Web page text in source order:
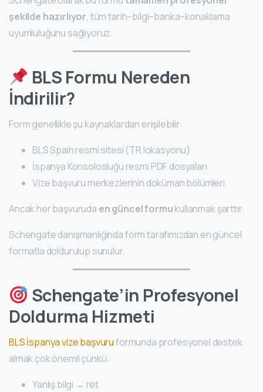
şekilde hazırlıyor, tüm tarih–bilgi–banka–konaklama
uyumluluğunu sağlıyoruz.
BLS Formu Nereden
İndirilir?
Form genellikle şu kaynaklardan erişilebilir:
BLS Spain resmi sitesi (TR lokasyonu)
İspanya Konsolosluğu resmi PDF dosyaları
Vize başvuru merkezlerinin doküman bölümleri
Ancak her başvuruda en güncel formukullanmak şarttır.
Schengate danışmanlığında form tarafımızdan en güncel
formatla doldurulup sunulur.
Schengate’in Profesyonel
Doldurma Hizmeti
BLS İspanya vize başvuruformunda profesyonel destek
almak çok önemli çünkü:
Yanlış bilgi → ret